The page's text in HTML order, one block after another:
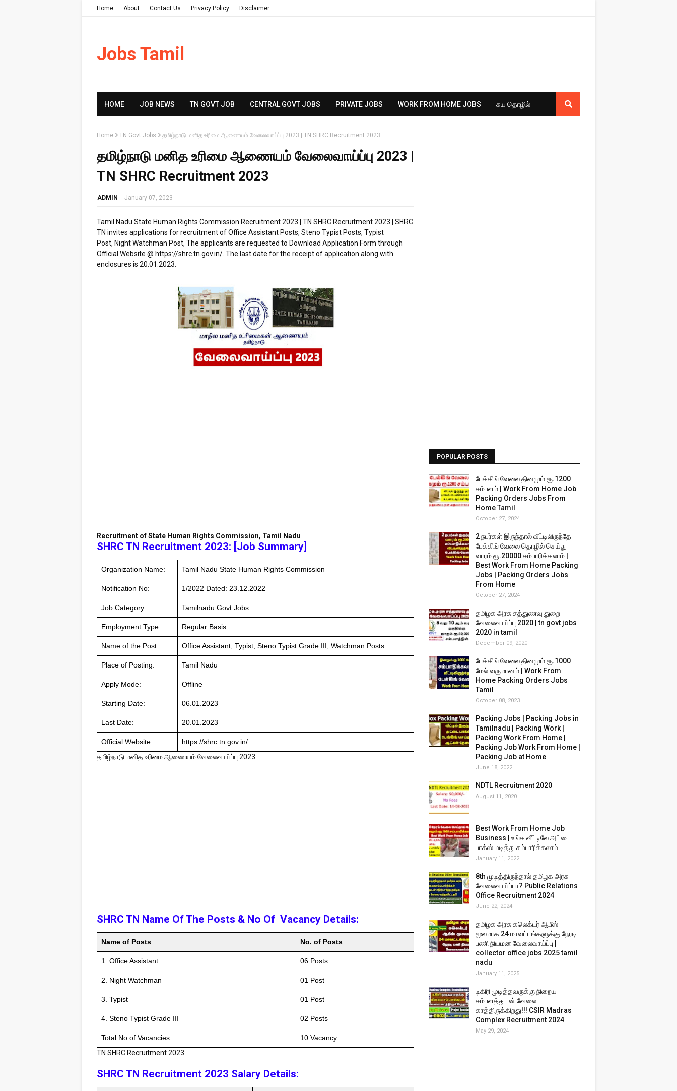
Home About Contact Us Privacy Policy Disclaimer
Jobs Tamil
HOME JOB NEWS TN GOVT JOB CENTRAL GOVT JOBS PRIVATE JOBS WORK FROM HOME JOBS சுய​ தொழில்
Home TN Govt Jobs தமிழ்நாடு மனித​ உரிமை ஆணையம் வேலைவாய்ப்பு 2023 | TN SHRC Recruitment 2023
தமிழ்நாடு மனித​ உரிமை ஆணையம் வேலைவாய்ப்பு 2023 |
TN SHRC Recruitment 2023
ADMIN - January 07, 2023
Tamil Nadu State Human Rights Commission Recruitment 2023 | TN SHRC Recruitment 2023 | SHRC
TN invites applications for recruitment of Office Assistant Posts, Steno Typist Posts, Typist
Post, Night Watchman Post, The applicants are requested to Download Application Form through
Official Website @ https://shrc.tn.gov.in/. The last date for the receipt of application along with
enclosures is 20.01.2023.
Recruitment of State Human Rights Commission, Tamil Nadu
SHRC TN Recruitment 2023: [Job Summary]
Organization Name: Tamil Nadu State Human Rights Commission
Notification No: 1/2022 Dated: 23.12.2022
Job Category: Tamilnadu Govt Jobs
Employment Type: Regular Basis
Name of the Post Office Assistant, Typist, Steno Typist Grade III, Watchman Posts
Place of Posting: Tamil Nadu
Apply Mode: Offline
Starting Date: 06.01.2023
Last Date: 20.01.2023
Official Website:
https://shrc.tn.gov.in/
தமிழ்நாடு மனித​ உரிமை ஆணையம் வேலைவாய்ப்பு 2023
SHRC TN Name Of The Posts & No Of Vacancy Details:
Name of Posts No. of Posts
1. Office Assistant 06 Posts
2. Night Watchman 01 Post
3. Typist 01 Post
4. Steno Typist Grade III 02 Posts
Total No of Vacancies:
10 Vacancy
TN SHRC Recruitment 2023
SHRC TN Recruitment 2023 Salary Details:
POPULAR POSTS
பேக்கிங் வேலை தினமும் ரூ.1200
சம்பளம் | Work From Home Job
Packing Orders Jobs From
Home Tamil
October 27, 2024
2 நபர்கள் இருந்தால் வீட்டிலிருந்தே
பேக்கிங் வேலை தொழில் செய்து
வாரம் ரூ.20000 சம்பாரிக்கலாம் |
Best Work From Home Packing
Jobs | Packing Orders Jobs
From Home
October 27, 2024
தமிழக அரசு சத்துணவு துறை
வேலைவாய்ப்பு 2020 | tn govt jobs
2020 in tamil
December 09, 2020
பேக்கிங் வேலை தினமும் ரூ.1000
மேல் வருமானம் | Work From
Home Packing Orders Jobs
Tamil
October 08, 2023
Packing Jobs | Packing Jobs in
Tamilnadu | Packing Work |
Packing Work From Home |
Packing Job Work From Home |
Packing Job at Home
June 18, 2022
NDTL Recruitment 2020
August 11, 2020
Best Work From Home Job
Business | உங்க வீட்டிலே அட்டை
பாக்ஸ் மடித்து சம்பாரிக்கலாம்
January 11, 2022
8th முடித்திருந்தால் தமிழக அரசு
வேலைவாய்ப்பா? Public Relations
Office Recruitment 2024
June 22, 2024
தமிழக அரசு கலெக்டர் ஆபீஸ்
மூலமாக 24 மாவட்டங்களுக்கு நேரடி
பணி நியமன வேலைவாய்ப்பு |
collector office jobs 2025 tamil
nadu
January 11, 2025
டிகிரி முடித்தவருக்கு நிறைய
சம்பளத்துடன் வேலை
காத்திருக்கிறது!!! CSIR Madras
Complex Recruitment 2024
May 29, 2024